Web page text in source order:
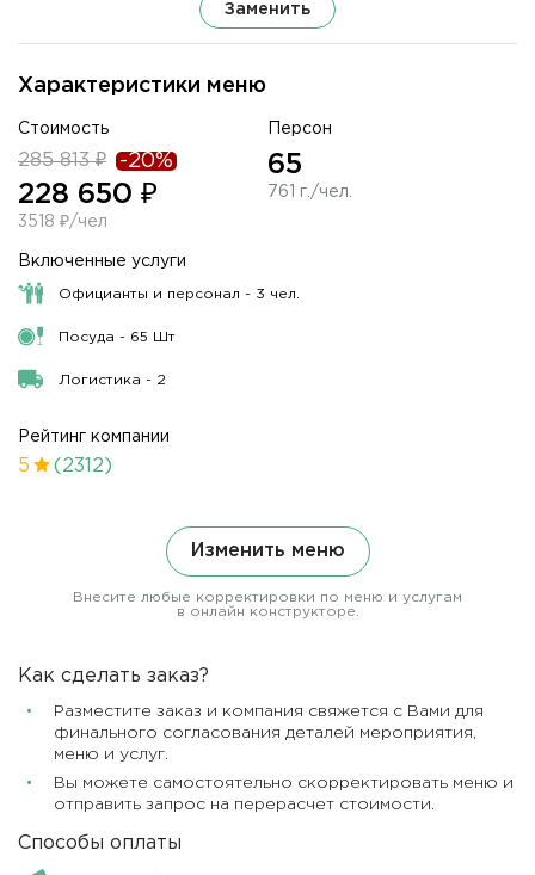
Характеристики меню
Стоимость
285 813 ₽ -20%
228 650 ₽
3518 ₽/чел
Персон
65
761 г./чел.
Включенные услуги
Официанты и персонал - 3 чел.
Посуда - 65 Шт
Логистика - 2
Рейтинг компании
5 (2312)
Изменить меню
Внесите любые корректировки по меню и услугам
в онлайн конструкторе.
Заменить
Как сделать заказ?
Разместите заказ и компания свяжется с Вами для
финального согласования деталей мероприятия,
меню и услуг.
Вы можете самостоятельно скорректировать меню и
отправить запрос на перерасчет стоимости.
Способы оплаты